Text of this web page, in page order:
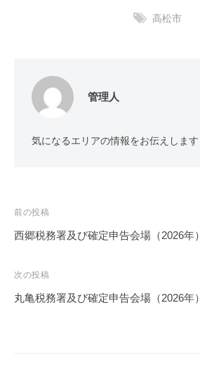
高松市
管理人
気になるエリアの情報をお伝えします
投
稿
ビ
ゲ
前の投稿
西郷税務署及び確定申告会場（2026年）
次の投稿
丸亀税務署及び確定申告会場（2026年）